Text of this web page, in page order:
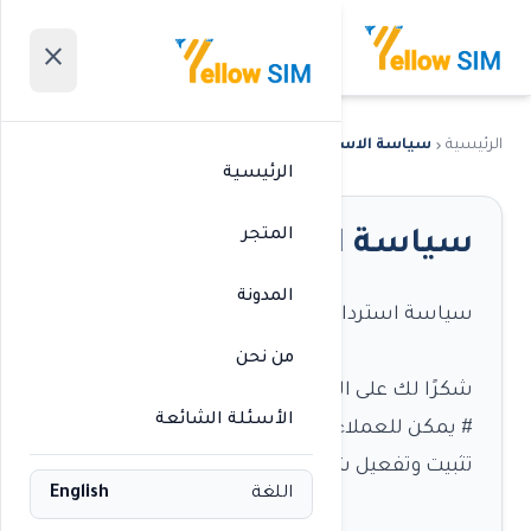
menu
close
الرئيسية
المتجر
المدونة
من نحن
الأسئلة الشائعة
اللغة English
الرئيسية chevron_right سياسة الاسترداد
سياسة الاسترجاع
سياسة استرداد Fly ESIM
شكرًا لك على التسوق في (fly-esim.com)!
# يمكن للعملاء طلب استرداد الأموال قبل
تثبيت وتفعيل شريحة eSIM.